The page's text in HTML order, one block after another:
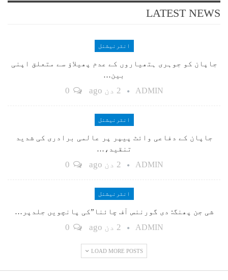
LATEST NEWS
انٹرنیشنل
جاپان کو جوہری ہتھیاروں کے عدم پھیلاؤ سے متعلق اپنی
بین…
ADMIN 2 دن ago
انٹرنیشنل
جاپان کے دفاعی وائٹ پیپر پر عالمی برادری کی شدید
تنقید،…
ADMIN 2 دن ago
انٹرنیشنل
شی جن پھنگ: دی گورننس آف چائنا”کی پانچویں جلدپر…
ADMIN 2 دن ago
LOAD MORE POSTS